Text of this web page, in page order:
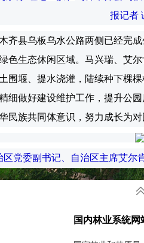
报记者
县乌板乌水公路两侧已经完成
色生态休闲区域。马兴瑞、艾
围堰、提水浇灌，陆续种下棵
细做好建设维护工作，提升公
族共同体意识，努力成长为对
党委副书记、自治区主席艾尔
崔志坚摄
彻习近平总书记在参加首都义
质量效益，让大美新疆山更青
国内林业系统网